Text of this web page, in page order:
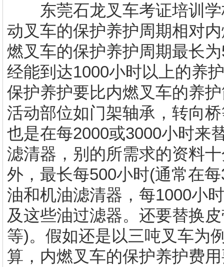
东莞石龙叉车考证培训
动叉车的保护养护周期相对
燃叉车的保护养护周期最长
经能到达1000小时以上的养
保护养护要比内燃叉车的养
活动部位如门架轴承，转向
也是在每2000或3000小时来
滤清器，别的所需求的资料
外，最长每500小时(通常在
油和机油滤清器，每1000小
及这些油过滤器。还要替换
等)。假如还是以三吨叉车为
算，内燃叉车的保护养护费